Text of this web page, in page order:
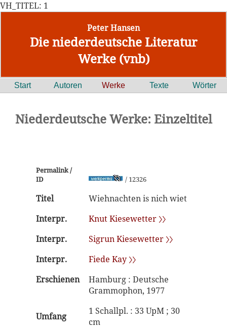
VH_TITEL: 1
Peter Hansen
Die niederdeutsche Literatur
Werke (vnb)
Start Autoren Werke Texte Wörter
Niederdeutsche Werke: Einzeltitel
Permalink /
ID
/ 12326
Titel
Wiehnachten is nich wiet
Interpr.
Knut Kiesewetter 〉〉
Interpr.
Sigrun Kiesewetter 〉〉
Interpr.
Fiede Kay 〉〉
Erschienen
Hamburg : Deutsche
Grammophon, 1977
Umfang
1 Schallpl. : 33 UpM ; 30
cm